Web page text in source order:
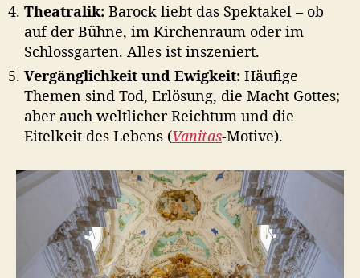
Theatralik: Barock liebt das Spektakel – ob
auf der Bühne, im Kirchenraum oder im
Schlossgarten. Alles ist inszeniert.
Vergänglichkeit und Ewigkeit: Häufige
Themen sind Tod, Erlösung, die Macht Gottes;
aber auch weltlicher Reichtum und die
Eitelkeit des Lebens (Vanitas-Motive).